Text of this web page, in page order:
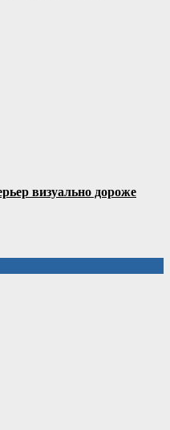
визуально дороже